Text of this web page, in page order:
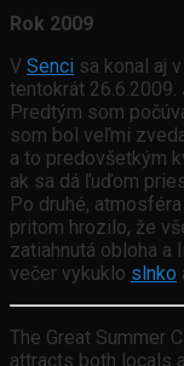
Rok 2009
V Senci sa konal aj
tentokrát
Predtým som
som bol veľmi
a to predovšetkým
ak sa dá ľuďom
Po druhé,
pritom hrozilo, že
zatiahnutá obloha a
večer vykuklo slnko
The Great Summer
attracts both locals